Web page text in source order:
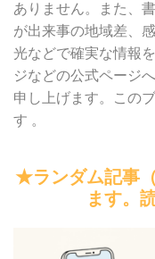
ありません。また、
が出来事の地域差、
光などで確実な情報
ジなどの公式ページ
申し上げます。この
す 。
★ランダム記事
ます。